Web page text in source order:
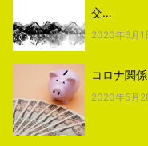
交…
2020年6月1
コロナ関
2020年5月